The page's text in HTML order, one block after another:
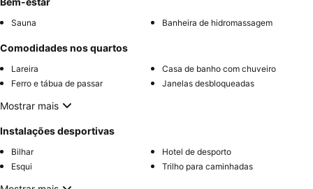
Sauna Banheira de hidromassagem
Comodidades nos quartos
Lareira
Casa de banho com chuveiro
Ferro e tábua de passar
Janelas desbloqueadas
Mostrar mais
Instalações desportivas
Bilhar
Hotel de desporto
Esqui
Trilho para caminhadas